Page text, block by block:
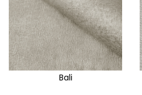
Bali